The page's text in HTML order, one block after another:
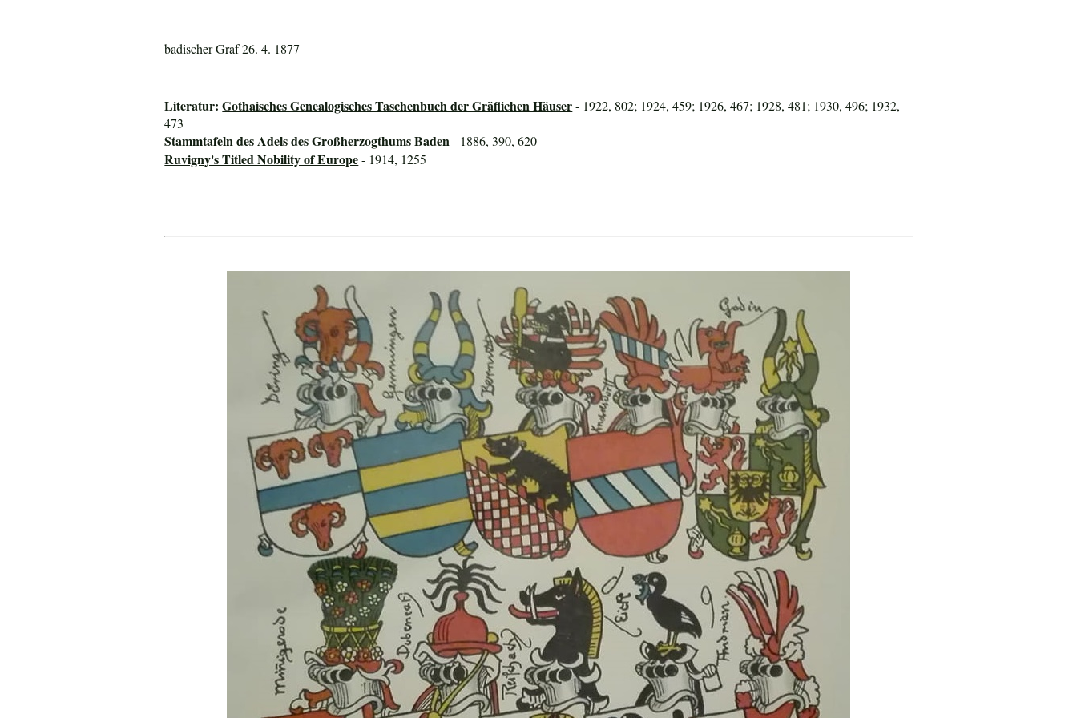
badischer Graf 26. 4. 1877
Literatur:Gothaisches Genealogisches Taschenbuch der Gräflichen Häuser- 1922, 802; 1924, 459; 1926, 467; 1928, 481; 1930, 496; 1932,
473
Stammtafeln des Adels des Großherzogthums Baden - 1886, 390, 620
Ruvigny's Titled Nobility of Europe- 1914, 1255